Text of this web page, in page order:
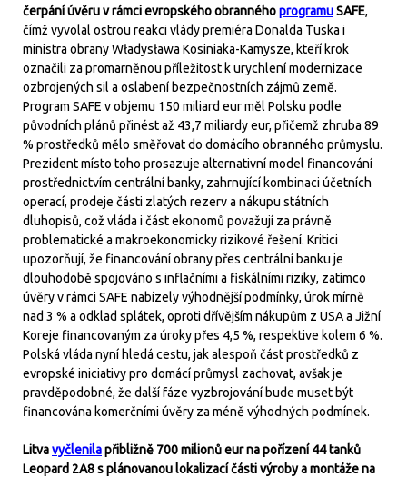
čerpání úvěru v rámci evropského obrannéhoprogramuSAFE,
čímž vyvolal ostrou reakci vlády premiéra Donalda Tuska i
ministra obrany Władysława Kosiniaka-Kamysze, kteří krok
označili za promarněnou příležitost k urychlení modernizace
ozbrojených sil a oslabení bezpečnostních zájmů země.
Program SAFE v objemu 150 miliard eur měl Polsku podle
původních plánů přinést až 43,7 miliardy eur, přičemž zhruba 89
% prostředků mělo směřovat do domácího obranného průmyslu.
Prezident místo toho prosazuje alternativní model financování
prostřednictvím centrální banky, zahrnující kombinaci účetních
operací, prodeje části zlatých rezerv a nákupu státních
dluhopisů, což vláda i část ekonomů považují za právně
problematické a makroekonomicky rizikové řešení. Kritici
upozorňují, že financování obrany přes centrální banku je
dlouhodobě spojováno s inflačními a fiskálními riziky, zatímco
úvěry v rámci SAFE nabízely výhodnější podmínky, úrok mírně
nad 3 % a odklad splátek, oproti dřívějším nákupům z USA a Jižní
Koreje financovaným za úroky přes 4,5 %, respektive kolem 6 %.
Polská vláda nyní hledá cestu, jak alespoň část prostředků z
evropské iniciativy pro domácí průmysl zachovat, avšak je
pravděpodobné, že další fáze vyzbrojování bude muset být
financována komerčními úvěry za méně výhodných podmínek.
Litvavyčlenilapřibližně 700 milionů eur na pořízení 44 tanků
Leopard 2A8 s plánovanou lokalizací části výroby a montáže na